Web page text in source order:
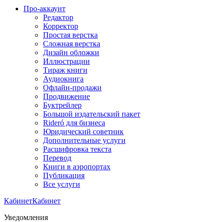
Про-аккаунт
Редактор
Корректор
Простая верстка
Сложная верстка
Дизайн обложки
Иллюстрации
Тираж книги
Аудиокнига
Офлайн-продажи
Продвижение
Буктрейлер
Большой издательский пакет
Rideró для бизнеса
Юридический советник
Дополнительные услуги
Расшифровка текста
Перевод
Книги в аэропортах
Публикация
Все услуги
КабинетКабинет
Уведомления